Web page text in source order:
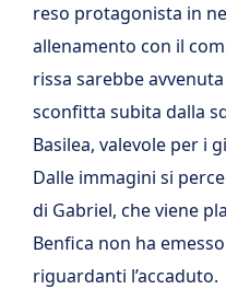
reso protagonista in
allenamento con il
rissa sarebbe
sconfitta subita dalla
Basilea, valevole per i
Dalle immagini si
di Gabriel, che viene
Benfica non ha
riguardanti l’accaduto.